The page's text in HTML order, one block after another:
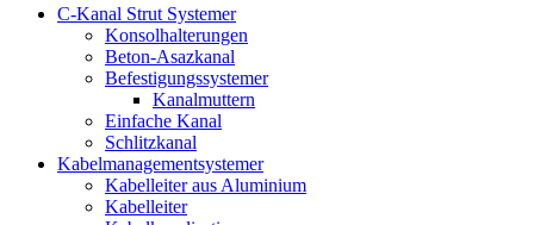
C-Kanal Strut Systemer
Konsolhalterungen
Beton-Asazkanal
Befestigungssystemer
Kanalmuttern
Einfache Kanal
Schlitzkanal
Kabelmanagementsystemer
Kabelleiter aus Aluminium
Kabelleiter